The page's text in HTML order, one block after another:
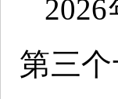
第三